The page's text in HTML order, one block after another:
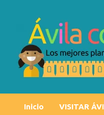
Inicio VISITAR